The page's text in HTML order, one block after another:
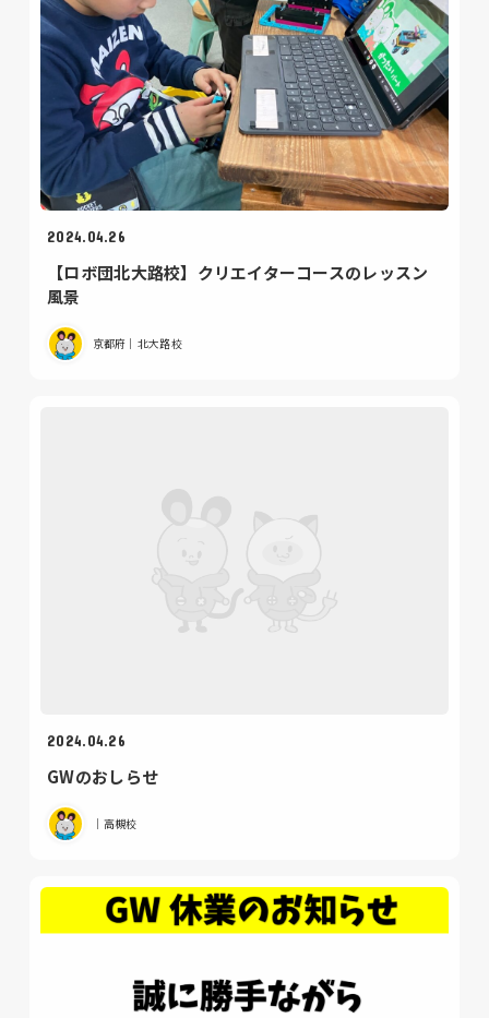
2024.04.26
【ロボ団北大路校】クリエイターコースのレッスン
風景
京都府｜北大路校
2024.04.26
GWのおしらせ
｜高槻校